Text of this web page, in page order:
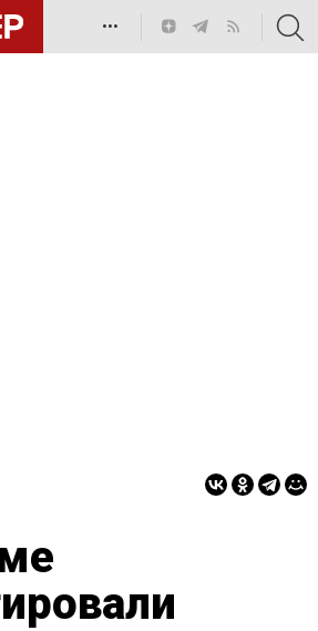
•••